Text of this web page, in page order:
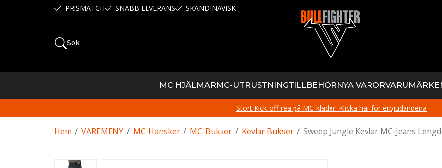
PRISMATCH SNABB LEVERANS SKANDINAVISK
Sök
MC HJÄLMARMC-UTRUSTNINGTILLBEHÖRNYA VAROR
Stort Kick-off-rea på MC-kläder! Klicka här för erbjudandena
/
Hem /
VAREMENY /
MC-Hansker /
MC-Bukser /
Kevlar Bukser Sweep Jungle Kevlar MC-Jeans